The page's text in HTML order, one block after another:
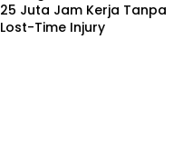
25 Juta Jam Kerja Tanpa
Lost-Time Injury